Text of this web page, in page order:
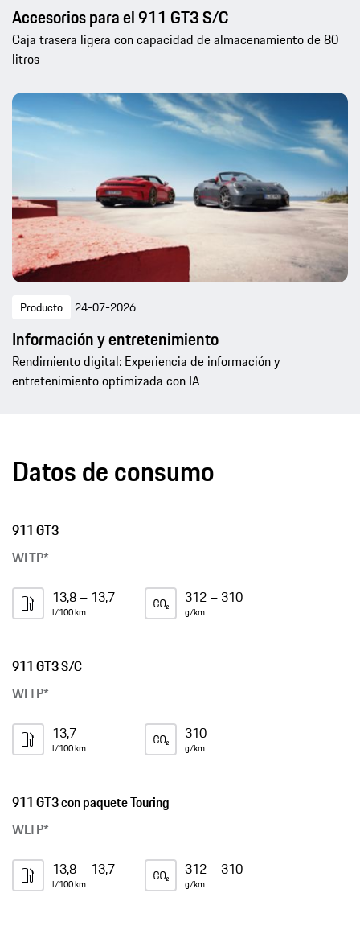
Accesorios para el 911 GT3 S/C
Caja trasera ligera con capacidad de almacenamiento de 80
litros
Producto 24-07-2026
Información y entretenimiento
Rendimiento digital: Experiencia de información y
entretenimiento optimizada con IA
Datos de consumo
911 GT3
WLTP*
13,8 – 13,7
l/100 km
312 – 310
g/km
911 GT3 S/C
WLTP*
13,7
l/100 km
310
g/km
911 GT3 con paquete Touring
WLTP*
13,8 – 13,7
l/100 km
312 – 310
g/km